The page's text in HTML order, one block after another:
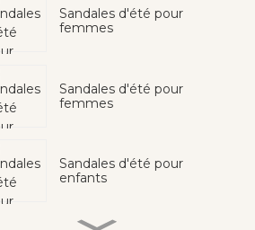
Sandales d'été pour
femmes
Sandales d'été pour
femmes
Sandales d'été pour
enfants